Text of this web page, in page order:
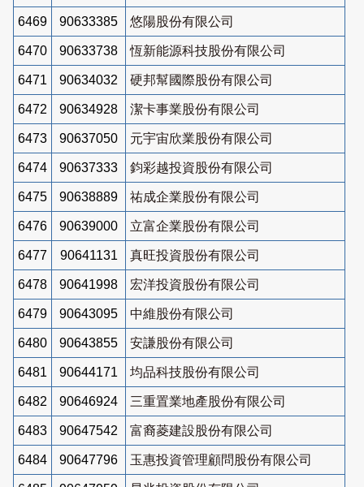
6469 90633385 悠陽股份有限公司
6470 90633738 恆新能源科技股份有限公司
6471 90634032 硬邦幫國際股份有限公司
6472 90634928 潔卡事業股份有限公司
6473 90637050 元宇宙欣業股份有限公司
6474 90637333 鈞彩越投資股份有限公司
6475 90638889 祐成企業股份有限公司
6476 90639000 立富企業股份有限公司
6477 90641131 真旺投資股份有限公司
6478 90641998 宏洋投資股份有限公司
6479 90643095 中維股份有限公司
6480 90643855 安謙股份有限公司
6481 90644171 均品科技股份有限公司
6482 90646924 三重置業地產股份有限公司
6483 90647542 富裔菱建設股份有限公司
6484 90647796 玉惠投資管理顧問股份有限公司